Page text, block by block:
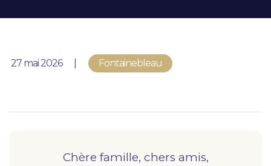
Nous vous accompagnons.
Nos produits en marbrerie
marbrerie pour accompagner l'hommage du
Publié le
27 mai 2026 Fontainebleau
Chère famille, chers amis,